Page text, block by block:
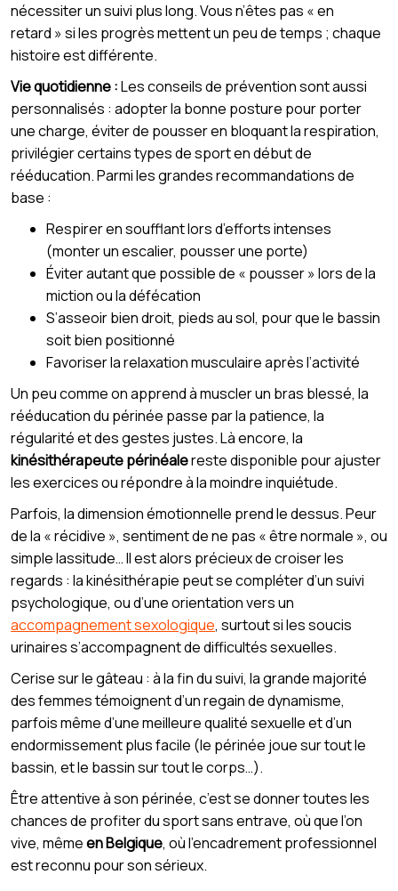
nécessiter un suivi plus long. Vous n’êtes pas « en
retard » si les progrès mettent un peu de temps ; chaque
histoire est différente.
Vie quotidienne :Les conseils de prévention sont aussi
personnalisés : adopter la bonne posture pour porter
une charge, éviter de pousser en bloquant la respiration,
privilégier certains types de sport en début de
rééducation. Parmi les grandes recommandations de
base :
Respirer en soufflant lors d’efforts intenses
(monter un escalier, pousser une porte)
Éviter autant que possible de « pousser » lors de la
miction ou la défécation
S’asseoir bien droit, pieds au sol, pour que le bassin
soit bien positionné
Favoriser la relaxation musculaire après l’activité
Un peu comme on apprend à muscler un bras blessé, la
rééducation du périnée passe par la patience, la
régularité et des gestes justes. Là encore, la
kinésithérapeute périnéalereste disponible pour ajuster
les exercices ou répondre à la moindre inquiétude.
Parfois, la dimension émotionnelle prend le dessus. Peur
de la « récidive », sentiment de ne pas « être normale », ou
simple lassitude… Il est alors précieux de croiser les
regards : la kinésithérapie peut se compléter d’un suivi
psychologique, ou d’une orientation vers un
accompagnement sexologique, surtout si les soucis
urinaires s’accompagnent de difficultés sexuelles.
Cerise sur le gâteau : à la fin du suivi, la grande majorité
des femmes témoignent d’un regain de dynamisme,
parfois même d’une meilleure qualité sexuelle et d’un
endormissement plus facile (le périnée joue sur tout le
bassin, et le bassin sur tout le corps…).
Être attentive à son périnée, c’est se donner toutes les
chances de profiter du sport sans entrave, où que l’on
vive, mêmeen Belgique, où l’encadrement professionnel
est reconnu pour son sérieux.